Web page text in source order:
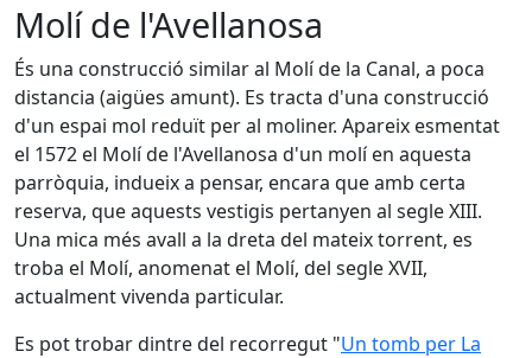
Molí de l'Avellanosa
És una construcció similar al Molí de la Canal, a poca
distancia (aigües amunt). Es tracta d'una construcció
d'un espai mol reduït per al moliner. Apareix esmentat
el 1572 el Molí de l'Avellanosa d'un molí en aquesta
parròquia, indueix a pensar, encara que amb certa
reserva, que aquests vestigis pertanyen al segle XIII.
Una mica més avall a la dreta del mateix torrent, es
troba el Molí, anomenat el Molí, del segle XVII,
actualment vivenda particular.
Es pot trobar dintre del recorregut "Un tomb per La